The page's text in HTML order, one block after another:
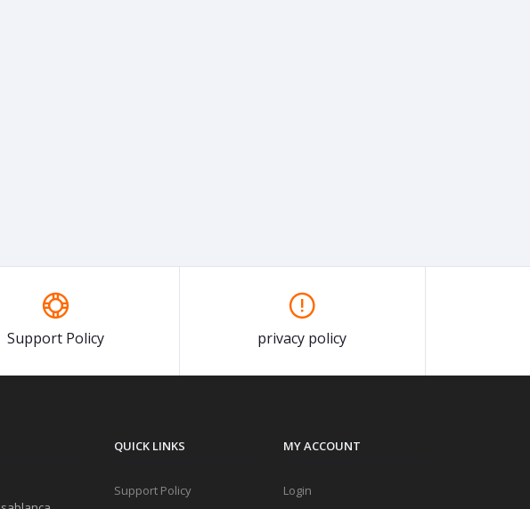
Support Policy privacy policy
QUICK LINKS
Support Policy
MY ACCOUNT
Login